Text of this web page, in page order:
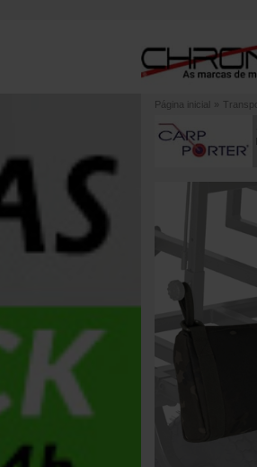
Página inicial »